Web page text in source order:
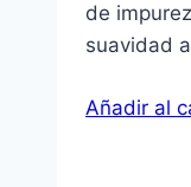
de
suavidad
Añadir al